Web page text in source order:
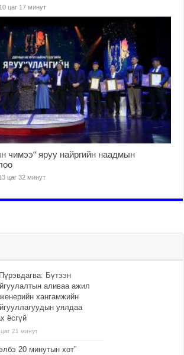
цаг 17 минут
чимээ“ яруу найргийн наадмын
цаг 32 минут
Бүтээн
аливаа ажил
хангамжийн
уялдаа
ёсгүй
21 минут
20 минутын хот”